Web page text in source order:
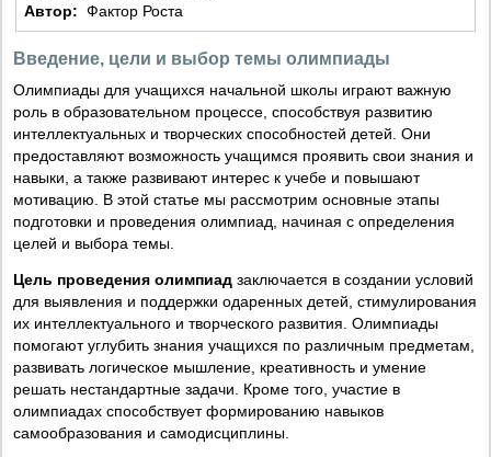
Автор: Фактор Роста
Введение, цели и выбор темы олимпиады
Олимпиады для учащихся начальной школы играют важную
роль в образовательном процессе, способствуя развитию
интеллектуальных и творческих способностей детей. Они
предоставляют возможность учащимся проявить свои знания и
навыки, а также развивают интерес к учебе и повышают
мотивацию. В этой статье мы рассмотрим основные этапы
подготовки и проведения олимпиад, начиная с определения
целей и выбора темы.
Цель проведения олимпиад заключается в создании условий
для выявления и поддержки одаренных детей, стимулирования
их интеллектуального и творческого развития. Олимпиады
помогают углубить знания учащихся по различным предметам,
развивать логическое мышление, креативность и умение
решать нестандартные задачи. Кроме того, участие в
олимпиадах способствует формированию навыков
самообразования и самодисциплины.